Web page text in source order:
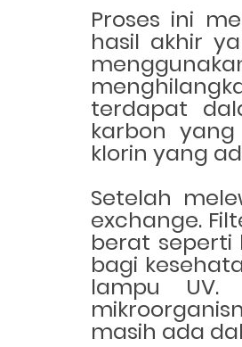
Proses ini
hasil akhir
terdapat
karbon
klorin yang
Setelah
exchange.
berat seperti
bagi
lampu UV.
masih ada